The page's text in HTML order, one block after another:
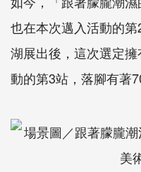
也在本次邁入活動的
湖展出後，這次選定
動的第3站，落腳有著